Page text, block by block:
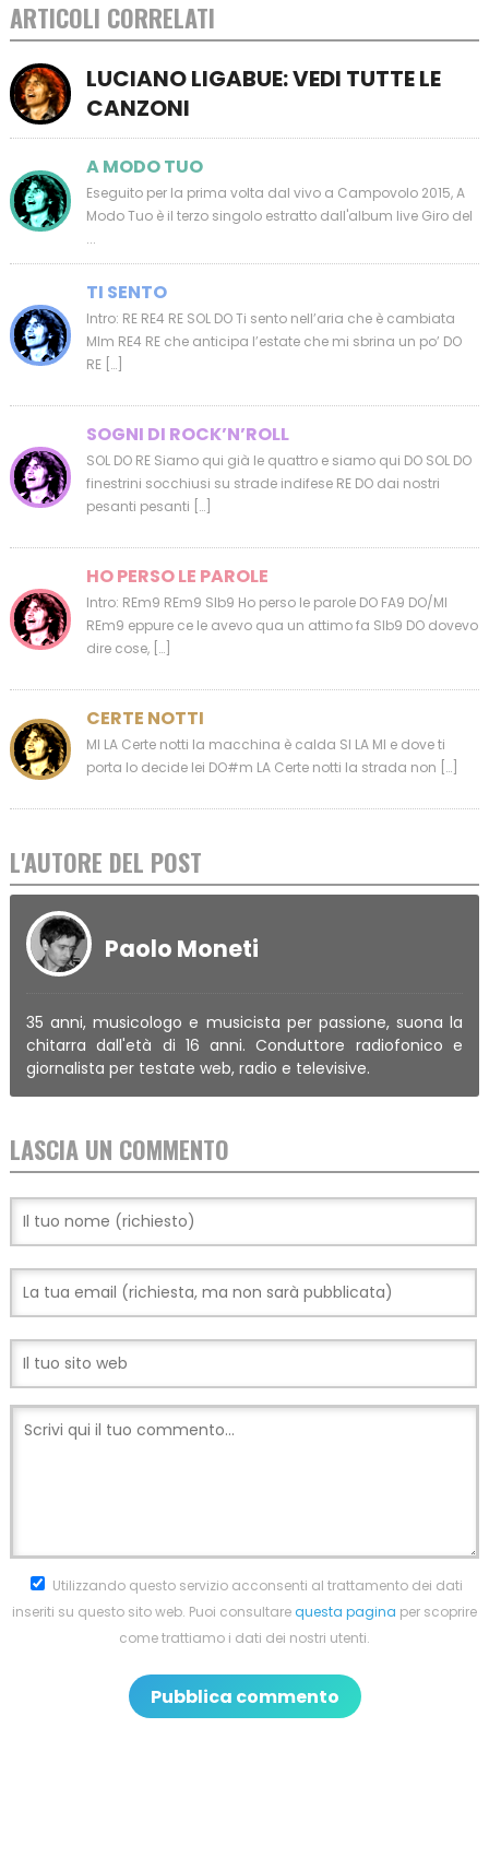
ARTICOLI CORRELATI
LUCIANO LIGABUE: VEDI TUTTE LE
CANZONI
A MODO TUO
Eseguito per la prima volta dal vivo a Campovolo 2015, A
Modo Tuo è il terzo singolo estratto dall'album live Giro del
...
TI SENTO
Intro: RE RE4 RE SOL DO Ti sento nell’aria che è cambiata
MIm RE4 RE che anticipa l’estate che mi sbrina un po’ DO
RE […]
SOGNI DI ROCK’N’ROLL
SOL DO RE Siamo qui già le quattro e siamo qui DO SOL DO
finestrini socchiusi su strade indifese RE DO dai nostri
pesanti pesanti […]
HO PERSO LE PAROLE
Intro: REm9 REm9 SIb9 Ho perso le parole DO FA9 DO/MI
REm9 eppure ce le avevo qua un attimo fa SIb9 DO dovevo
dire cose, […]
CERTE NOTTI
MI LA Certe notti la macchina è calda SI LA MI e dove ti
porta lo decide lei DO#m LA Certe notti la strada non […]
L'AUTORE DEL POST
Paolo Moneti
35 anni, musicologo e musicista per passione, suona la
chitarra dall'età di 16 anni. Conduttore radiofonico e
giornalista per testate web, radio e televisive.
LASCIA UN COMMENTO
Utilizzando questo servizio acconsenti al trattamento dei dati
inseriti su questo sito web. Puoi consultarequesta pagina per scoprire
come trattiamo i dati dei nostri utenti.